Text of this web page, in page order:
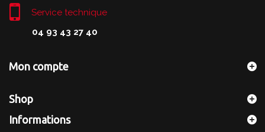
Service technique
04 93 43 27 40
Mon compte
Shop
Informations